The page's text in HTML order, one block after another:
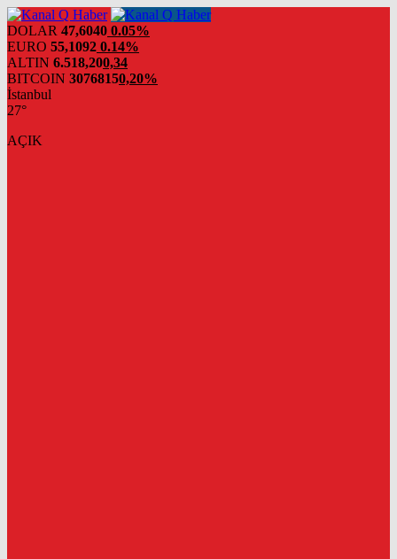
DOLAR 47,6040 0.05%
EURO 55,1092 0.14%
ALTIN 6.518,200,34
BITCOIN 30768150,20%
İstanbul
27°
AÇIK